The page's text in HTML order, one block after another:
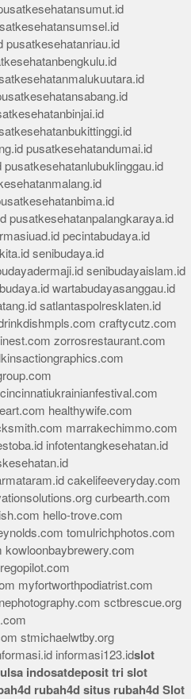
pusatkesehatanriau.id
pusatkesehatandumai.id
pusatkesehatanlubuklinggau.id
pusatkesehatanpalangkaraya.id
pecintabudaya.id
senibudaya.id
senibudayaislam.id
wartabudayasanggau.id
satlantaspolresklaten.id
craftycutz.com
zorrosrestaurant.com
cincinnatiukrainianfestival.com
healthywife.com
marrakechimmo.com
infotentangkesehatan.id
cakelifeeveryday.com
curbearth.com
hello-trove.com
tomulrichphotos.com
kowloonbaybrewery.com
myfortworthpodiatrist.com
sctbrescue.org
stmichaelwtby.org
informasi123.idslot
indosatdeposit tri slot
rubah4d situs rubah4d Slot